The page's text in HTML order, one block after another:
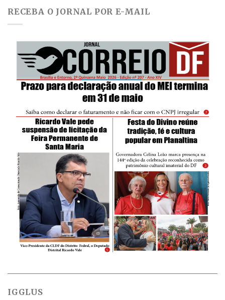
RECEBA O JORNAL POR E-MAIL
IGGLUS